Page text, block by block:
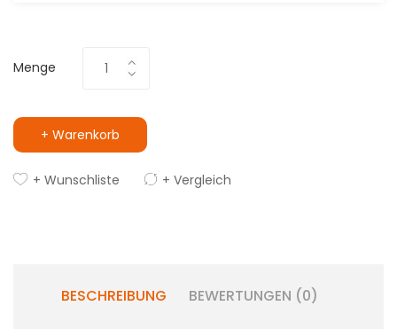
Menge
+ Warenkorb
+ Wunschliste + Vergleich
BESCHREIBUNG BEWERTUNGEN (0)